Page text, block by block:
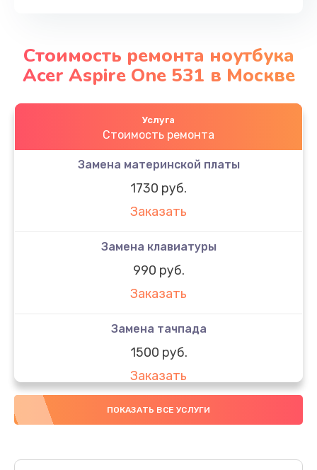
Стоимость ремонта ноутбука
Acer Aspire One 531 в Москве
Услуга
Стоимость ремонта
Замена материнской платы
1730 руб.
Заказать
Замена клавиатуры
990 руб.
Заказать
Замена тачпада
1500 руб.
Заказать
Замена южного моста
Заказать
ПОКАЗАТЬ ВСЕ УСЛУГИ